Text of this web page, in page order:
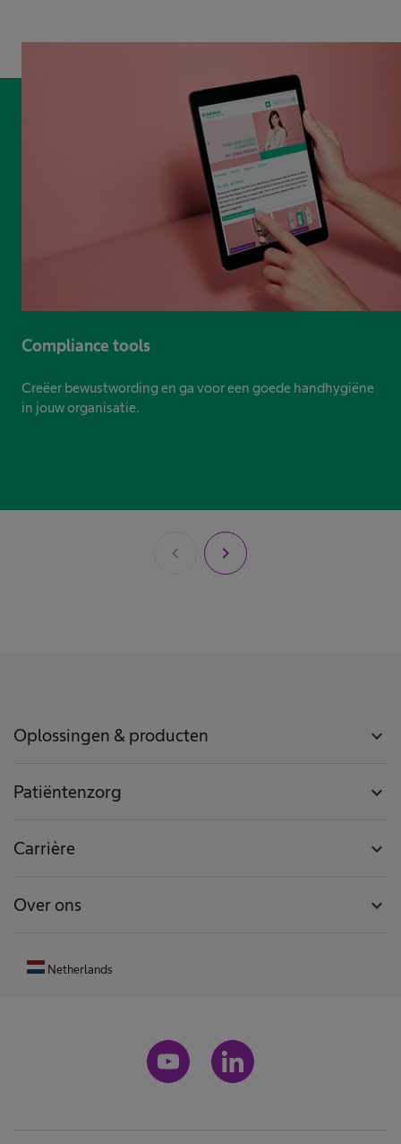
Compliance tools
Creëer bewustwording en ga voor een goede handhygiëne
in jouw organisatie.
chevron_left chevron_right
Oplossingen & producten expand_more
Patiëntenzorg expand_more
Carrière expand_more
Over ons expand_more
Netherlands